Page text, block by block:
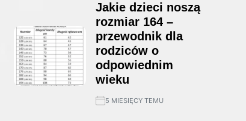
Jakie dzieci noszą
rozmiar 164 –
przewodnik dla
rodziców o
odpowiednim
wieku
5 MIESIĘCY TEMU